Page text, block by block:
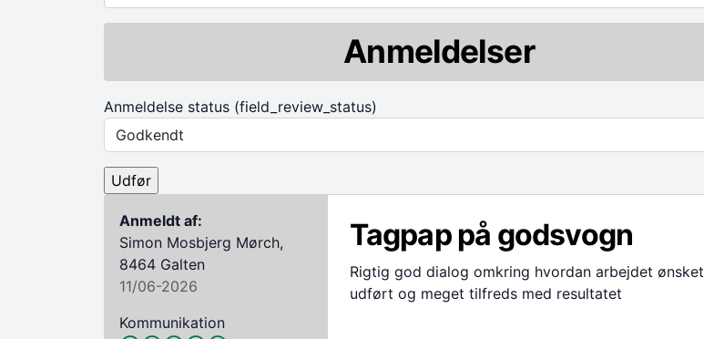
Anmeldelser
Anmeldelse status (field_review_status)
Anmeldt af:
Simon Mosbjerg Mørch,
8464 Galten
11/06-2026
Kommunikation
Tagpap på godsvogn
Rigtig god dialog omkring hvordan arbejdet ønsket
udført og meget tilfreds med resultatet